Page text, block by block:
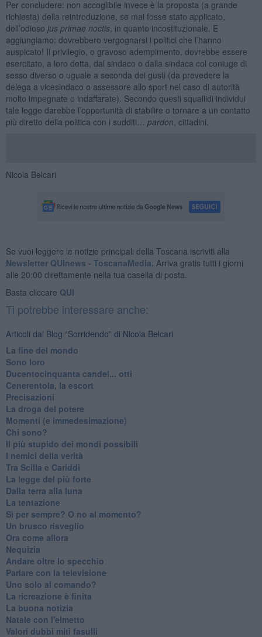
Per concludere: non accoglibile invece è la proposta (a grande
richiesta) della reintroduzione, se mai fosse stato applicato,
dell’odioso jus primae noctis, in quanto incostituzionale. E
aggiungiamo: dovrebbero vergognarsi i politici che l’hanno
auspicato! Il privilegio, o gravoso adempimento, dovrebbe essere
esercitato, a loro detta, dal sindaco o dalla sindaca col coniuge di
sesso diverso o uguale a seconda dei gusti (da prevedere la
delega a vicesindaco o assessore allo sport nel caso di autorità
molto impegnate o indaffarate). Secondo questi squallidi individui
tale legge darebbe l’opportunità di stabilire o tornare a un contatto
più diretto della politica con i sudditi… pardon , cittadini.
Nicola Belcari
Se vuoi leggere le notizie principali della Toscana iscriviti alla
Newsletter QUInews - ToscanaMedia. Arriva gratis tutti i giorni
alle 20:00 direttamente nella tua casella di posta.
Basta cliccare QUI
Ti potrebbe interessare anche:
Articoli dal Blog “Sorridendo” di Nicola Belcari
La fine del mondo
Sono loro
Ducentocinquanta candel... otti
Cenerentola, la escort
Precisazioni
La droga del potere
Momenti (e immedesimazione)
Chi sono?
Il più stupido dei mondi possibili
I nemici della verità
Tra Scilla e Cariddi
La legge del più forte
Dalla terra alla luna
La tentazione
​Sì per sempre? O no al momento?
Un brusco risveglio
Ora come allora
Nequizia
Andare oltre lo specchio
Parlare con la televisione
Uno solo al comando?
La ricreazione è finita
La buona notizia
Natale con l'elmetto
Valori dubbi miti fasulli